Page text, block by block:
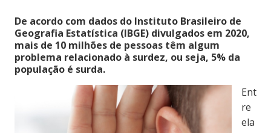
De acordo com dados do Instituto Brasileiro de
Geografia Estatística (IBGE) divulgados em 2020,
mais de 10 milhões de pessoas têm algum
problema relacionado à surdez, ou seja, 5% da
população é surda.
Ent
re
ela